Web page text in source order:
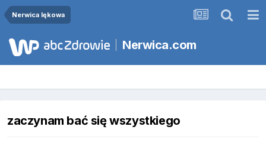
Nerwica lękowa
Nerwica.com
zaczynam bać się wszystkiego